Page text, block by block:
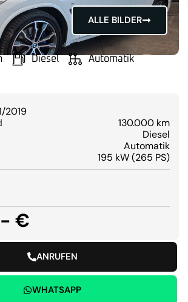
ALLE BILDER
Diesel Automatik
2019
130.000 km
Diesel
Automatik
195 kW (265 PS)
€
ANRUFEN
WHATSAPP